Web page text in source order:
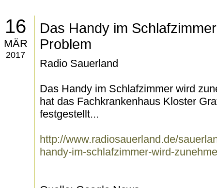
16
MÄR
2017
Das Handy im
Problem
Radio Sauerland
Das Handy im Schlafzimmer wird
hat das Fachkrankenhaus Kloster
festgestellt...
http://www.radiosauerland.de/
handy-im-schlafzimmer-wird-